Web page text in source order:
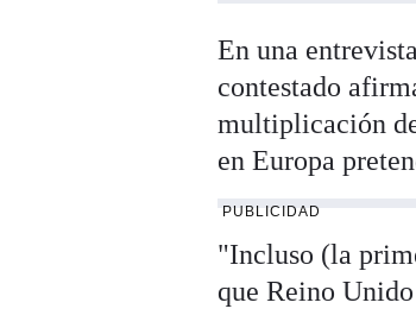
En una
contestado
multiplicación
en Europa
PUBLICIDAD
"Incluso (la
que Reino